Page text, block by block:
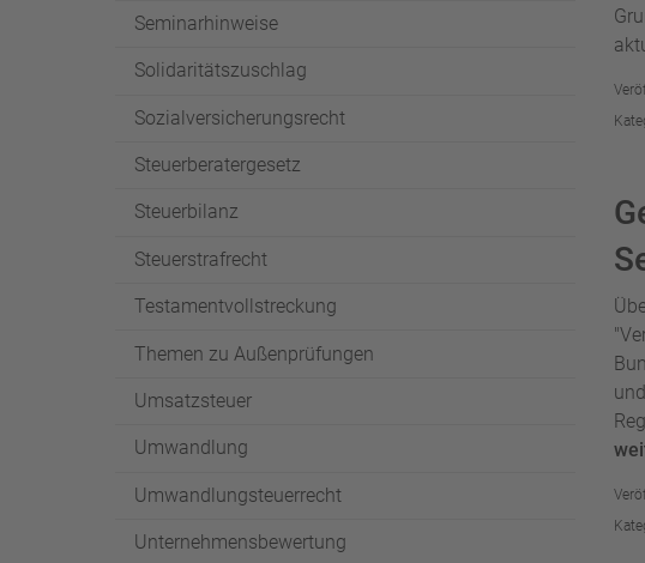
Seminarhinweise
Solidaritätszuschlag
Sozialversicherungsrecht
Steuerberatergesetz
Steuerbilanz
Steuerstrafrecht
Testamentvollstreckung
Themen zu Außenprüfungen
Umsatzsteuer
Umwandlung
Umwandlungsteuerrecht
Unternehmensbewertung